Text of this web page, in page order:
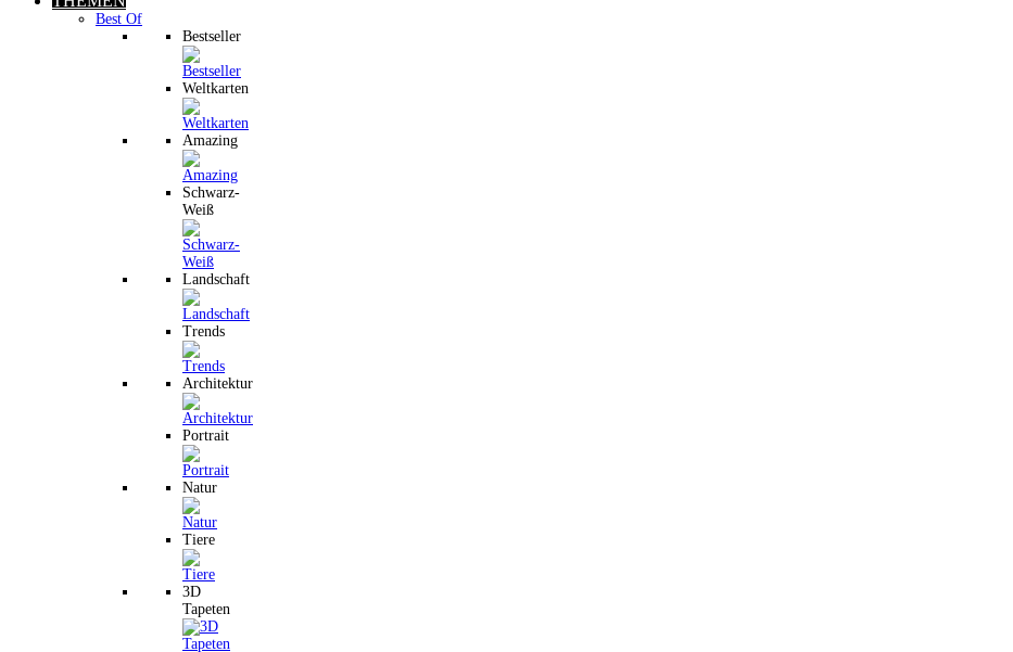
Best Of
Bestseller
Weltkarten
Amazing
Schwarz-
Weiß
Landschaft
Trends
Architektur
Portrait
Natur
Tiere
3D
Tapeten